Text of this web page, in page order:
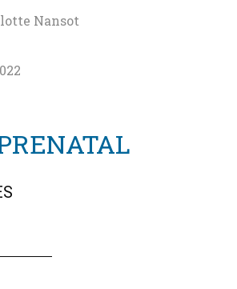
Nansot
Nansot